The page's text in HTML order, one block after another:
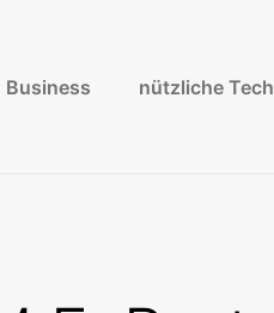
Business nützliche